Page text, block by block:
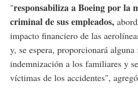
"responsabiliza a Boeing por la
criminal de sus empleados,
impacto financiero de las
y, se espera, proporcionará alguna
indemnización a los familiares y
víctimas de los accidentes",